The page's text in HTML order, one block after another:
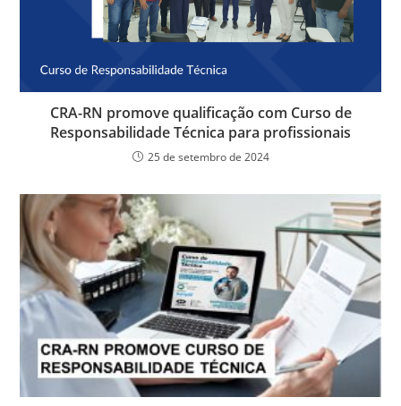
CRA-RN promove qualificação com Curso de
Responsabilidade Técnica para profissionais
25 de setembro de 2024